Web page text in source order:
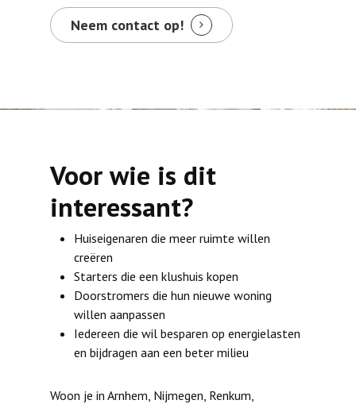
Neem contact op!
Voor wie is dit
interessant?
Huiseigenaren die meer ruimte willen
creëren
Starters die een klushuis kopen
Doorstromers die hun nieuwe woning
willen aanpassen
Iedereen die wil besparen op energielasten
en bijdragen aan een beter milieu
Woon je in Arnhem, Nijmegen, Renkum,